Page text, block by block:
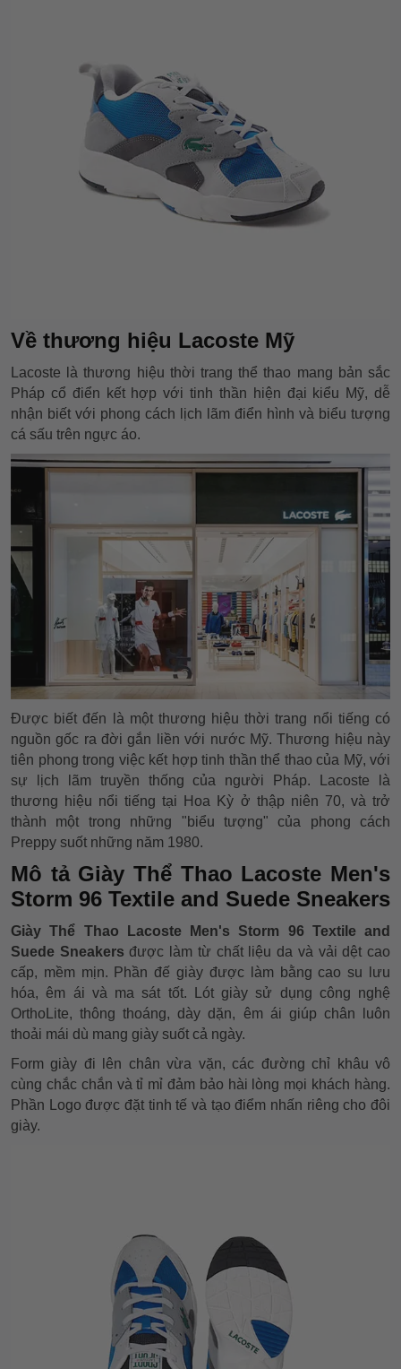
Về thương hiệu Lacoste Mỹ
Lacoste là thương hiệu thời trang thể thao mang bản sắc
Pháp cổ điển kết hợp với tinh thần hiện đại kiểu Mỹ, dễ
nhận biết với phong cách lịch lãm điển hình và biểu tượng
cá sấu trên ngực áo.
Được biết đến là một thương hiệu thời trang nổi tiếng có
nguồn gốc ra đời gắn liền với nước Mỹ. Thương hiệu này
tiên phong trong việc kết hợp tinh thần thể thao của Mỹ, với
sự lịch lãm truyền thống của người Pháp. Lacoste là
thương hiệu nổi tiếng tại Hoa Kỳ ở thập niên 70, và trở
thành một trong những "biểu tượng" của phong cách
Preppy suốt những năm 1980.
Mô tả Giày Thể Thao Lacoste Men's
Storm 96 Textile and Suede Sneakers
Giày Thể Thao Lacoste Men's Storm 96 Textile and
Suede Sneakersđược làm từ chất liệu da và vải dệt cao
cấp, mềm mịn. Phần đế giày được làm bằng cao su lưu
hóa, êm ái và ma sát tốt. Lót giày sử dụng công nghệ
OrthoLite, thông thoáng, dày dặn, êm ái giúp chân luôn
thoải mái dù mang giày suốt cả ngày.
Form giày đi lên chân vừa vặn, các đường chỉ khâu vô
cùng chắc chắn và tỉ mỉ đảm bảo hài lòng mọi khách hàng.
Phần Logo được đặt tinh tế và tạo điểm nhấn riêng cho đôi
giày.